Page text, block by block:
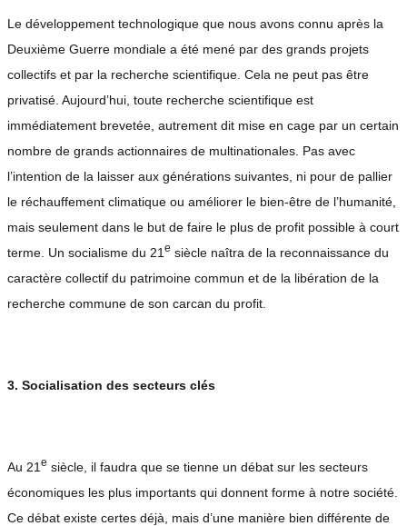
Le développement technologique que nous avons connu après la
Deuxième Guerre mondiale a été mené par des grands projets
collectifs et par la recherche scientifique. Cela ne peut pas être
privatisé. Aujourd’hui, toute recherche scientifique est
immédiatement brevetée, autrement dit mise en cage par un certain
nombre de grands actionnaires de multinationales. Pas avec
l’intention de la laisser aux générations suivantes, ni pour de pallier
le réchauffement climatique ou améliorer le bien-être de l’humanité,
mais seulement dans le but de faire le plus de profit possible à court
terme. Un socialisme du 21 e siècle naîtra de la reconnaissance du
caractère collectif du patrimoine commun et de la libération de la
recherche commune de son carcan du profit.
3. Socialisation des secteurs clés
Au 21 e siècle, il faudra que se tienne un débat sur les secteurs
économiques les plus importants qui donnent forme à notre société.
Ce débat existe certes déjà, mais d’une manière bien différente de